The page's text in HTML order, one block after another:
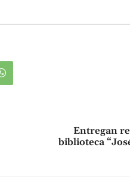
Entregan
biblioteca